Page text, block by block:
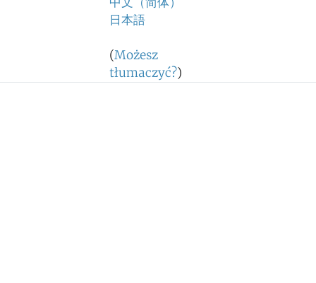
日本語
(Możesz
tłumaczyć?)